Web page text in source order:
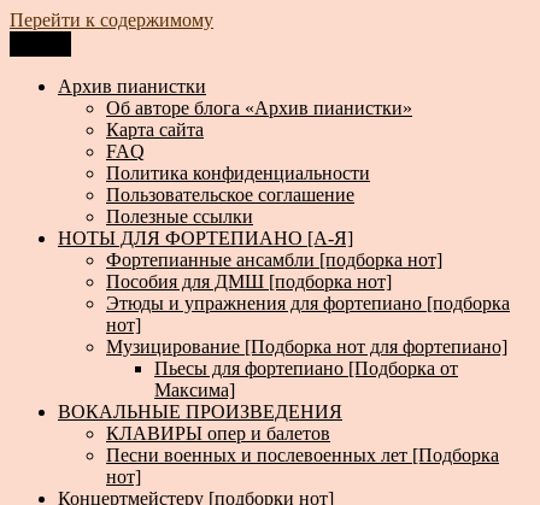
Перейти к содержимому
Архив пианистки
Всё для пианистов: ноты, книги, музыка, статьи…
Архив пианистки
Об авторе блога «Архив пианистки»
Карта сайта
FAQ
Политика конфиденциальности
Пользовательское соглашение
Полезные ссылки
НОТЫ ДЛЯ ФОРТЕПИАНО [А-Я]
Фортепианные ансамбли [подборка нот]
Пособия для ДМШ [подборка нот]
Этюды и упражнения для фортепиано [подборка
нот]
Музицирование [Подборка нот для фортепиано]
Пьесы для фортепиано [Подборка от
Максима]
ВОКАЛЬНЫЕ ПРОИЗВЕДЕНИЯ
КЛАВИРЫ опер и балетов
Песни военных и послевоенных лет [Подборка
нот]
Концертмейстеру [подборки нот]